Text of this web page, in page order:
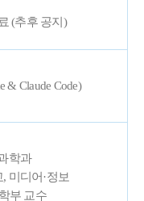
(추후 공지)
& Claude Code)
학과
미디어·정보
부 교수